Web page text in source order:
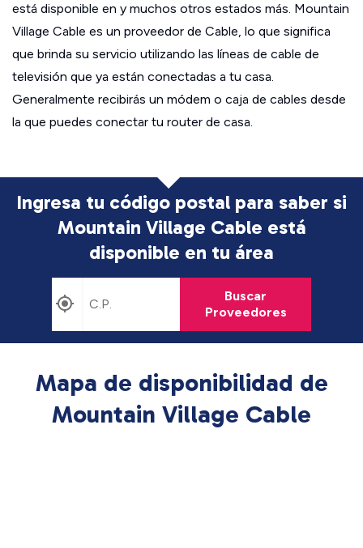
está disponible en y muchos otros estados más. Mountain
Village Cable es un proveedor de Cable, lo que significa
que brinda su servicio utilizando las líneas de cable de
televisión que ya están conectadas a tu casa.
Generalmente recibirás un módem o caja de cables desde
la que puedes conectar tu router de casa.
Ingresa tu código postal para saber si
Mountain Village Cable está
disponible en tu área
Buscar
Proveedores
Mapa de disponibilidad de
Mountain Village Cable